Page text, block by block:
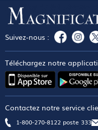
Suivez-nous :
Téléchargez notre
Contactez notre service
1-800-270-8122 poste 333